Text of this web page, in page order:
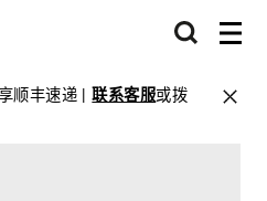
顺丰速递 |联系客服或拨